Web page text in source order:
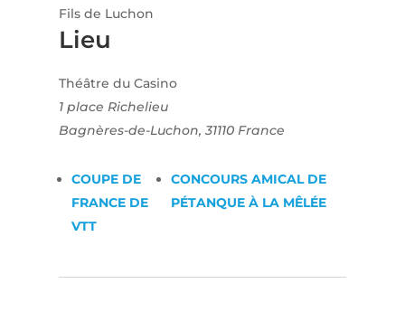
Lieu
Théâtre du Casino
1 place Richelieu
Bagnères-de-Luchon, 31110 France
Fils de Luchon
COUPE DE
FRANCE DE
VTT
CONCOURS AMICAL DE
PÉTANQUE À LA MÊLÉE